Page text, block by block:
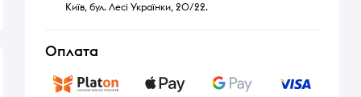
Київ, бул. Лесі Українки, 20/22.
Оплата